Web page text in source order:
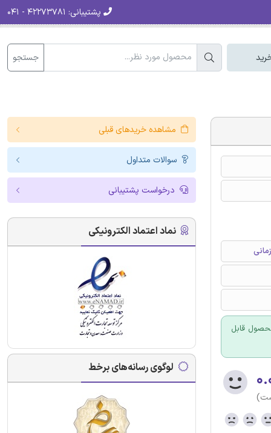
پشتیبانی:
جستجو
قابل
مشاهده خریدهای قبلی
سوالات متداول
درخواست پشتیبانی
نماد اعتماد الکترونیکی
لوگوی رسانه‌های برخط